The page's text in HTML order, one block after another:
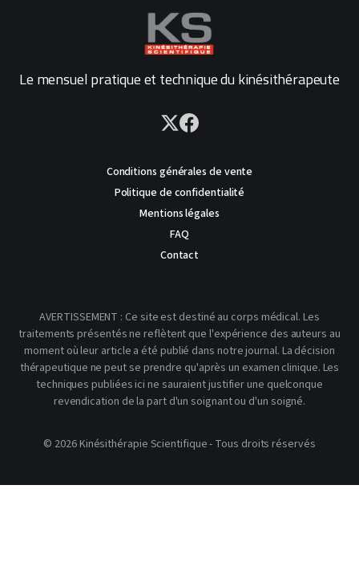
Le mensuel pratique et technique du kinésithérapeute
Conditions générales de vente
Politique de confidentialité
Mentions légales
FAQ
Contact
AVERTISSEMENT : Ce site est destiné au corps médical. Les
traitements présentés ne reflètent que l'expérience des auteurs au
moment où leur article a été publié dans notre journal. La décision
thérapeutique ne peut se prendre qu'après un examen clinique. Les
techniques publiées ici ne sauraient justifier une quelconque
revendication de la part d'un soignant ou d'un soigné.
© 2026 Kinésithérapie Scientifique - Tous droits réservés